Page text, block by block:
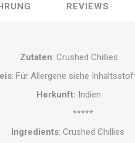
REVIEWS
Zutaten: Crushed Chillies
: Für Allergene siehe
Herkunft: Indien
*****
Ingredients: Crushed Chillies